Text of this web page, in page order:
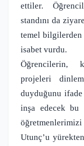
ettiler.
standını da
temel bilgilerden
isabet vurdu.
Öğrencilerin,
projeleri
duyduğunu
inşa edecek bu
Utunç’u